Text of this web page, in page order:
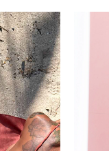
prążkowana model
w piżamie
Dodaj